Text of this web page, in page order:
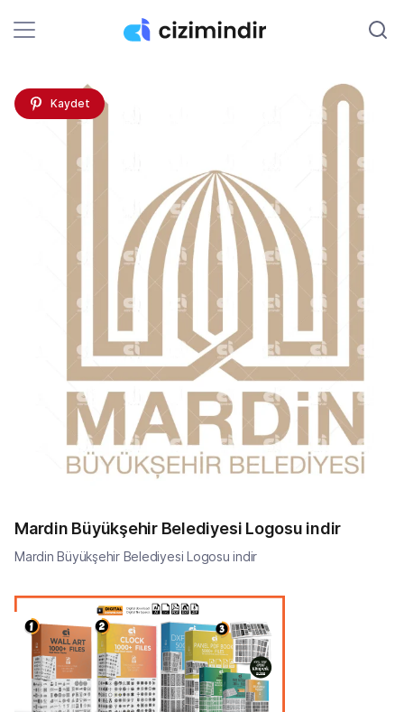
Kaydet
Mardin Büyükşehir Belediyesi Logosu indir
Mardin Büyükşehir Belediyesi Logosu indir